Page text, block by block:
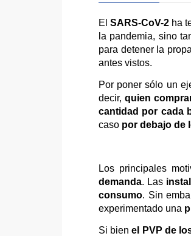
ElSARS-CoV-2 ha
la pandemia, sino
para detener la
antes vistos.
Por poner sólo un
decir, quien
cantidad por cada
caso por debajo de
Los principales
demanda. Las
consumo. Sin
experimentado una
Si bienel PVP de